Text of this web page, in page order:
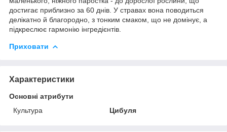
достигає приблизно за 60 днів. У стравах вона поводиться
делікатно й благородно, з тонким смаком, що не домінує, а
підкреслює гармонію інгредієнтів.
Приховати
Характеристики
Основні атрибути
Культура
Цибуля